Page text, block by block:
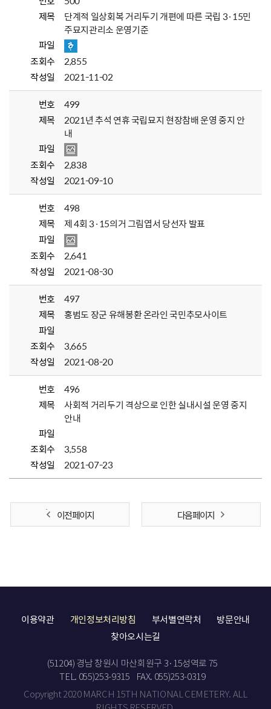
제목
단계적 일상회복 거리두기 개편에 따른 국립 3·15민
주묘지관리소 운영기준
파일
조회수
2,855
작성일
2021-11-02
번호
499
제목
2021년 추석 연휴 국립묘지 현장참배 운영 중지 안
내
파일
조회수
2,838
작성일
2021-09-10
번호
498
제목
제 4회 3·15의거 그림엽서 당선자 발표
파일
조회수
2,641
작성일
2021-08-30
번호
497
제목
홍범도 장군 유해봉환 온라인 국민추모사이트
파일
조회수
3,665
작성일
2021-08-20
번호
496
제목
사회적 거리두기 격상으로 인한 실내시설 운영 중지
안내
파일
조회수
3,558
작성일
2021-07-23
이전 페이지 다음 페이지
이용약관 개인정보처리방침 부서별연락처
방문안내
찾아오시는길
(51204) 경남 창원시 마산회원구 3·15성역로 75
TEL. 055)253-9315
FAX. 055)253-0319
Copyright 2020 MARCH 15TH NATIONAL CEMETERY. ALL